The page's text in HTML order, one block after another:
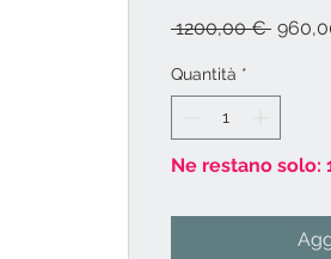
1200,00 € Prezzo
Quantità *
Ne restano solo: